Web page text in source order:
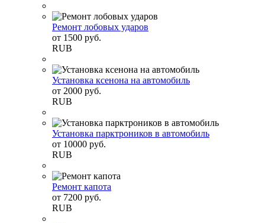
Ремонт лобовых ударов
от 1500 руб.
RUB
Установка ксенона на автомобиль
от 2000 руб.
RUB
Установка парктроников в автомобиль
от 10000 руб.
RUB
Ремонт капота
от 7200 руб.
RUB